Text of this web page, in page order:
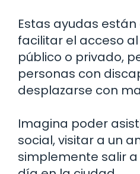
Estas ayudas
facilitar el acceso
público o privado,
personas con
desplazarse con
Imagina poder
social, visitar a un
simplemente salir